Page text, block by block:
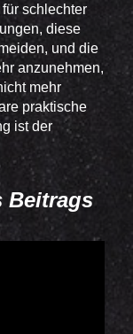
schlechter
diese
und die
anzunehmen,
mehr
praktische
ist der
Beitrags